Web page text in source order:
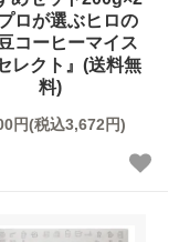
ロが選ぶヒロの
コーヒーマイス
レクト』(送料無
料)
円(税込3,672円)